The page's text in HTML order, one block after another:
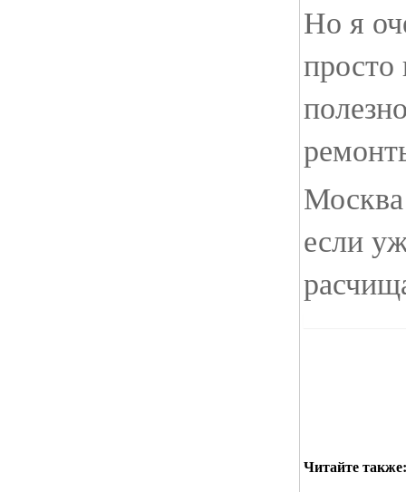
Но я
просто
если
Читайте также: